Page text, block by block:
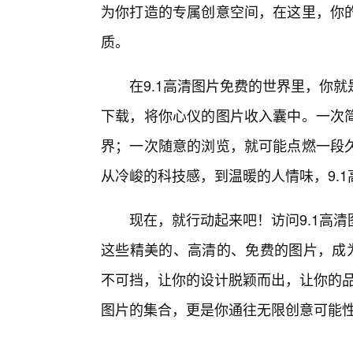
为你打造的专属创意空间，在这里，
质。
在9.1高清图片免费的世界里，你
下载，将你心仪的图片收入囊中。一
界；一次随意的浏览，就可能点燃一
从冷峻的科技感，到温暖的人情味，
现在，就行动起来吧！访问9.1高
这些精美的、高清的、免费的图片，
不可挡，让你的设计脱颖而出，让你的
图片的集合，更是你通往无限创意可能